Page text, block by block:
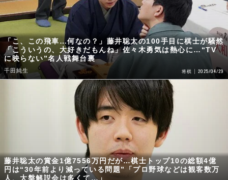
「こ、この飛車…何なの？」藤井聡太の100手目に棋士が騒然
「こういうの、大好きだもんね」佐々木勇気は熱心に…“TV
に映らない”名人戦舞台裏
千田純生 将棋 2025/04/29
藤井聡太の賞金1億7556万円だが…棋士トップ10の総額4億
円は“30年前より減っている問題”「プロ野球などは観客数万
人、大盤解説会は多くて…」